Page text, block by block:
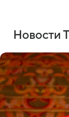
Новости